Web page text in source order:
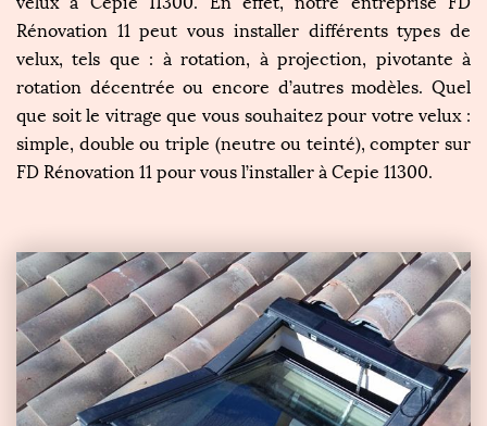
Rénovation 11 peut vous installer différents types de
velux, tels que : à rotation, à projection, pivotante à
rotation décentrée ou encore d’autres modèles. Quel
que soit le vitrage que vous souhaitez pour votre velux :
simple, double ou triple (neutre ou teinté), compter sur
FD Rénovation 11 pour vous l’installer à Cepie 11300.